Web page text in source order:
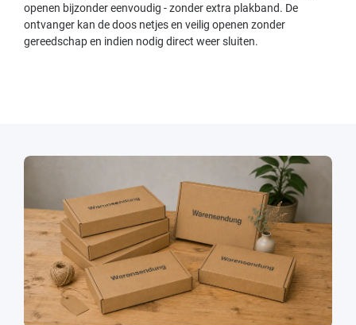
openen bijzonder eenvoudig - zonder extra plakband. De
ontvanger kan de doos netjes en veilig openen zonder
gereedschap en indien nodig direct weer sluiten.